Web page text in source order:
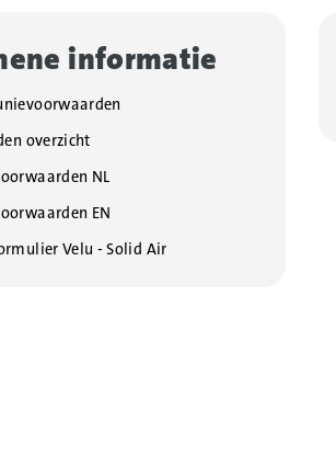
informatie
overzicht
NL
EN
Velu - Solid Air